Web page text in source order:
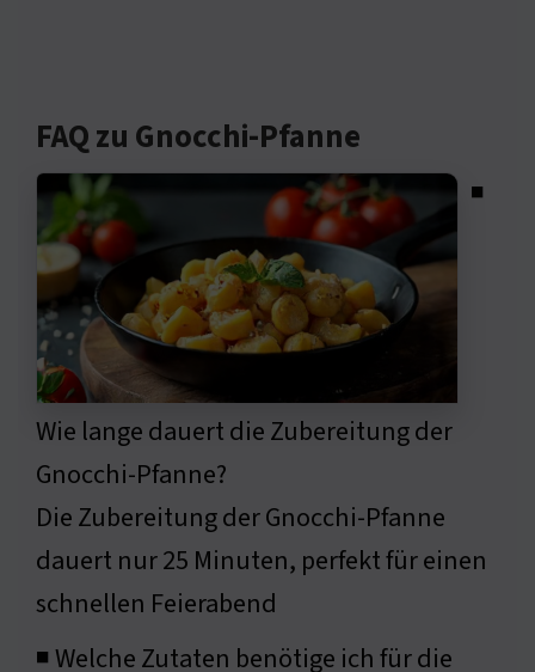
FAQ zu Gnocchi-Pfanne
◾
Wie lange dauert die Zubereitung der
Gnocchi-Pfanne?
Die Zubereitung der Gnocchi-Pfanne
dauert nur 25 Minuten, perfekt für einen
schnellen Feierabend
◾ Welche Zutaten benötige ich für die